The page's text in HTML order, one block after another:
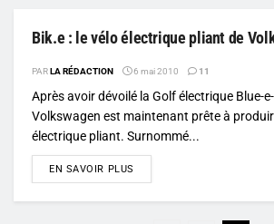
Bik.e : le vélo électrique pliant de
PARLA RÉDACTION 6 mai 2010 11
Après avoir dévoilé la Golf électrique Blue-
Volkswagen est maintenant prête à
électrique pliant. Surnommé...
EN SAVOIR PLUS